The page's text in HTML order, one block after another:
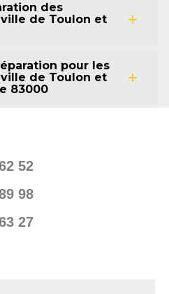
des
de Toulon et
pour les
de Toulon et
83000
52
98
27